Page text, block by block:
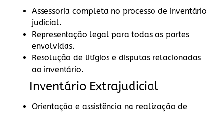
Assessoria completa no processo de inventário
judicial.
Representação legal para todas as partes
envolvidas.
Resolução de litígios e disputas relacionadas
ao inventário.
Inventário Extrajudicial
Orientação e assistência na realização de